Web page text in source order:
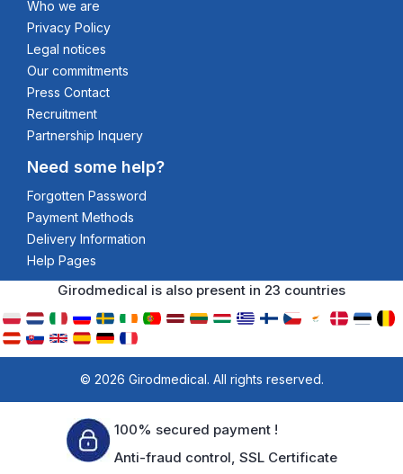
Who we are
Privacy Policy
Legal notices
Our commitments
Press Contact
Recruitment
Partnership Inquery
Need some help?
Forgotten Password
Payment Methods
Delivery Information
Help Pages
Girodmedical is also present in 23 countries
© 2026 Girodmedical. All rights reserved.
100% secured payment !
Anti-fraud control, SSL Certificate